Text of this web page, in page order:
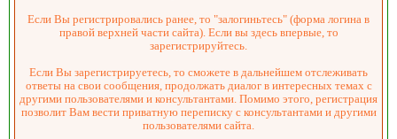
Если Вы регистрировались ранее, то "залогиньтесь" (форма логина в
правой верхней части сайта). Если вы здесь впервые, то
зарегистрируйтесь.
Если Вы зарегистрируетесь, то сможете в дальнейшем отслеживать
ответы на свои сообщения, продолжать диалог в интересных темах с
другими пользователями и консультантами. Помимо этого, регистрация
позволит Вам вести приватную переписку с консультантами и другими
пользователями сайта.